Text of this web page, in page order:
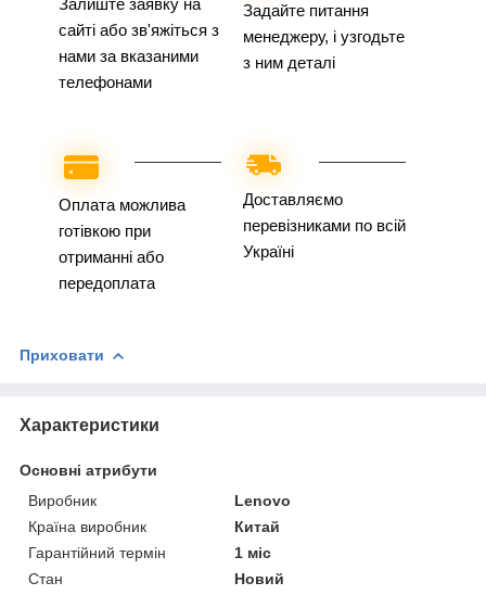
Залиште заявку на
сайті або зв'яжіться з
нами за вказаними
телефонами
Задайте питання
менеджеру, і узгодьте
з ним деталі
Оплата можлива
готівкою при
отриманні або
передоплата
Доставляємо
перевізниками по всій
Україні
Приховати
Характеристики
Основні атрибути
Виробник
Lenovo
Країна виробник
Китай
Гарантійний термін
1 міс
Стан
Новий